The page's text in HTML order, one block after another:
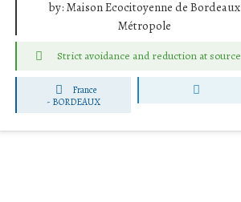
by: Maison Ecocitoyenne de Bordeaux
Métropole
Strict avoidance and reduction at source
France
- BORDEAUX